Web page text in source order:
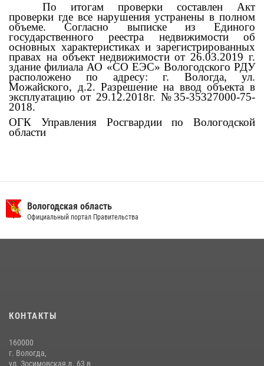
По итогам проверки составлен Акт
проверки где все нарушения устранены в полном
объеме. Согласно выписке из Единого
государственного реестра недвижимости об
основных характеристиках и зарегистрированных
правах на объект недвижимости от 26.03.2019 г.
здание филиала АО «СО ЕЭС» Вологодского РДУ
расположено по адресу: г. Вологда, ул.
Можайского, д.2. Разрешение на ввод объекта в
эксплуатацию от 29.12.2018г. №35-35327000-75-
2018.
ОГК Управления Росгвардии по Вологодской
области
Вологодская область
Официальный портал Правительства
КОНТАКТЫ
160000
г. Вологда,
ул. Зосимовская д. 63 в